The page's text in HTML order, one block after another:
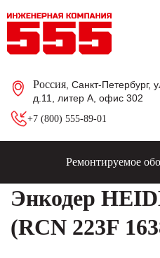
Россия , Санкт-Петербург,
д.11, литер А, офис 302
+7 (800) 555-89-01
Ремонтируемое
Энкодер
(RCN 223F